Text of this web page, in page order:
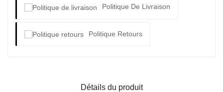
Politique De Livraison
Politique Retours
Détails du produit